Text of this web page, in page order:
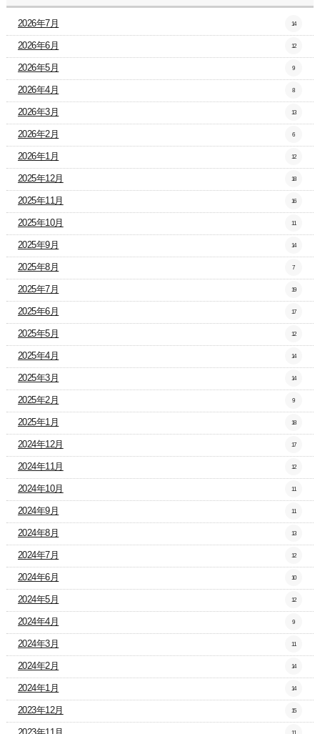
2026年7月 14
2026年6月 12
2026年5月 9
2026年4月 8
2026年3月 13
2026年2月 6
2026年1月 12
2025年12月 18
2025年11月 16
2025年10月 11
2025年9月 14
2025年8月 7
2025年7月 19
2025年6月 17
2025年5月 12
2025年4月 14
2025年3月 14
2025年2月 9
2025年1月 18
2024年12月 17
2024年11月 12
2024年10月 11
2024年9月 11
2024年8月 13
2024年7月 12
2024年6月 10
2024年5月 12
2024年4月 9
2024年3月 11
2024年2月 14
2024年1月 14
2023年12月 15
11